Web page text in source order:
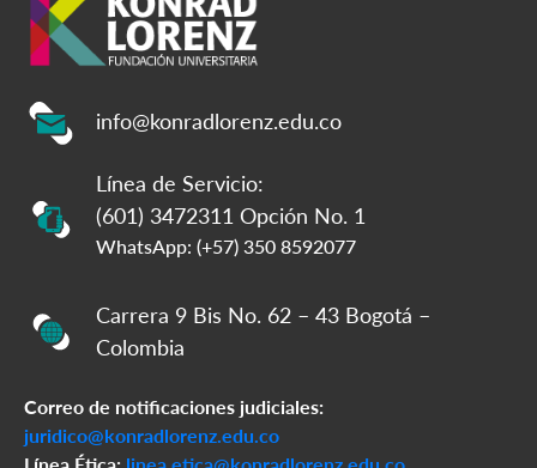
info@konradlorenz.edu.co
Línea de Servicio:
(601) 3472311 Opción No. 1
WhatsApp: (+57) 350 8592077
Carrera 9 Bis No. 62 – 43 Bogotá –
Colombia
Correo de notificaciones judiciales:
juridico@konradlorenz.edu.co